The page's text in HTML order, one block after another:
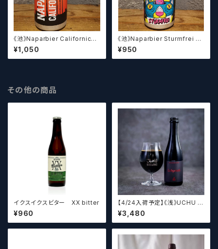
《池》Naparbier Californicati
on カリフォルニケーション
¥1,050
《池》Naparbier Sturmfrei シ
ュトゥルムフライ
¥950
その他の商品
イクスイクスビター XX bitter
¥960
【4/24入荷予定】《浅》UCHU B
REWING LabyrinthN【クラフト
ビール】
¥3,480